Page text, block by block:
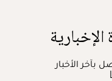
بآخر الأخبار